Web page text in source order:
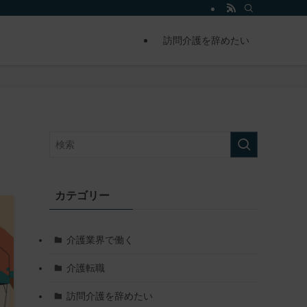
訪問介護を辞めたい
カテゴリー
介護業界で働く
介護転職
訪問介護を辞めたい